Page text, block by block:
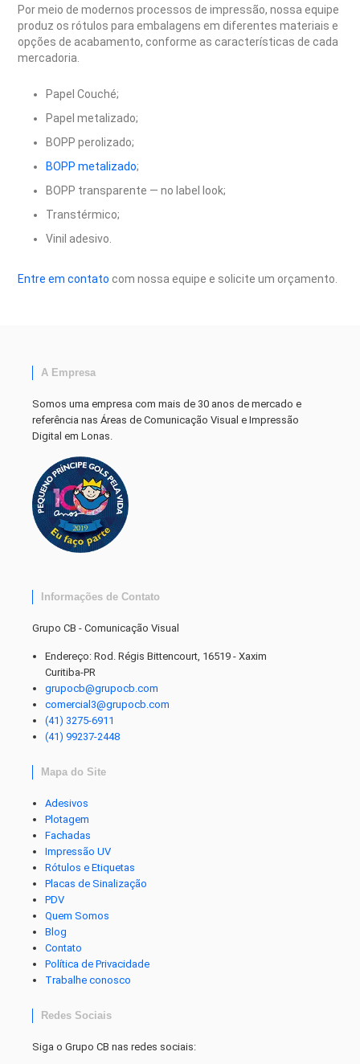
Por meio de modernos processos de impressão, nossa equipe
produz os rótulos para embalagens em diferentes materiais e
opções de acabamento, conforme as características de cada
mercadoria.
Papel Couché;
Papel metalizado;
BOPP perolizado;
BOPP metalizado;
BOPP transparente — no label look;
Transtérmico;
Vinil adesivo.
Entre em contato com nossa equipe e solicite um orçamento.
A Empresa
Somos uma empresa com mais de 30 anos de mercado e
referência nas Áreas de Comunicação Visual e Impressão
Digital em Lonas.
Informações de Contato
Grupo CB - Comunicação Visual
Endereço: Rod. Régis Bittencourt, 16519 - Xaxim
Curitiba-PR
grupocb@grupocb.com
comercial3@grupocb.com
(41) 3275-6911
(41) 99237-2448
Mapa do Site
Adesivos
Plotagem
Fachadas
Impressão UV
Rótulos e Etiquetas
Placas de Sinalização
PDV
Quem Somos
Blog
Contato
Política de Privacidade
Trabalhe conosco
Redes Sociais
Siga o Grupo CB nas redes sociais: